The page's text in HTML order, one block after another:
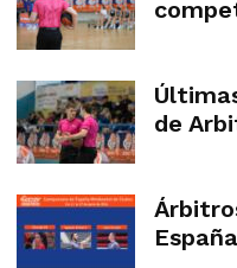
de